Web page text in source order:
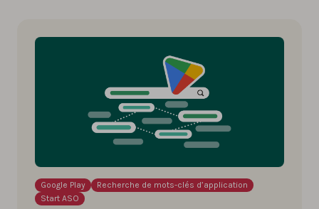
Google Play
Recherche de mots-clés d’application
Start ASO